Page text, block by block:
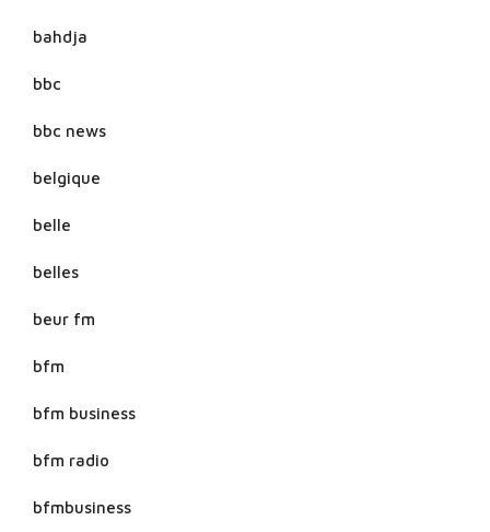
bahdja
bbc
bbc news
belgique
belle
belles
beur fm
bfm
bfm business
bfm radio
bfmbusiness